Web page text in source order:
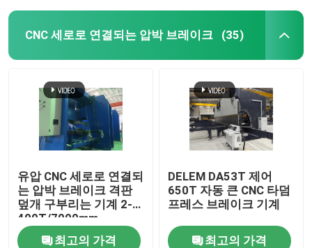
CNC 세로로 연결되는 압박 브레이크 (35)
유압 CNC 세로로 연결되
는 압박 브레이크 격판
덮개 구부리는 기계 2-
400T/7000mm
최고의 가격
DELEM DA53T 제어
650T 자동 큰 CNC 타덤
프레스 브레이크 기계
최고의 가격